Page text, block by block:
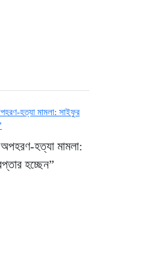
হত্যা মামলা:
হচ্ছেন”